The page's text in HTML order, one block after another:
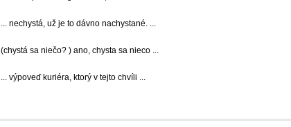
... nechystá, už je to dávno nachystané. ...
(chystá sa niečo? ) ano, chysta sa nieco ...
... výpoveď kuriéra, ktorý v tejto chvíli ...